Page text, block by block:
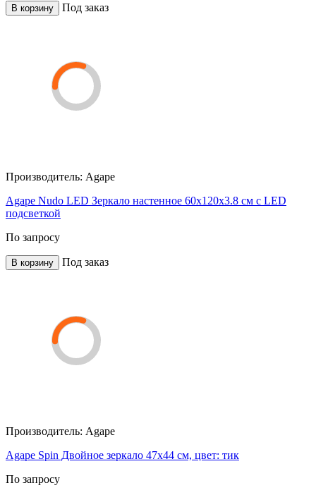
В корзину Под заказ
Производитель: Agape
Agape Nudo LED Зеркало настенное 60x120x3.8 см с LED
подсветкой
По запросу
В корзину Под заказ
Производитель: Agape
Agape Spin Двойное зеркало 47x44 см, цвет: тик
По запросу